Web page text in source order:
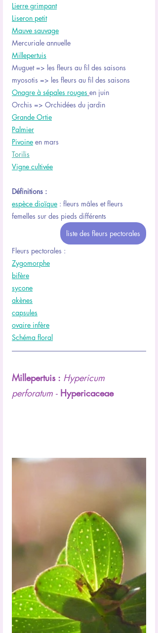
Lierre grimpant
Liseron petit
Mauve sauvage
Mercuriale annuelle
Millepertuis
Muguet => les fleurs au fil des saisons
myosotis => les fleurs au fil des saisons
Onagre à sépales rouges en juin
Orchis => Orchidées du jardin
Grande Ortie
Palmier
Pivoine en mars
Torilis
Vigne cultivée
Définitions :
espèce dioïque : fleurs mâles et fleurs
femelles sur des pieds différents
liste des fleurs pectorales
Fleurs pectorales :
Zygomorphe
bifère
sycone
akènes
capsules
ovaire infère
Schéma floral
Millepertuis : Hypericum
perforatum - Hypericaceae